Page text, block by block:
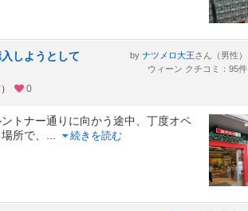
しようとして
0
by ナツメロ大王さん（男性）
ウィーン クチコミ：95件
トナー通りに向かう途中、丁度オペ
所で、
続きを読む